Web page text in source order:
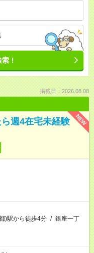
！
掲載日：2026.08.08
NEW
週4在宅未経験
)駅から徒歩4分 / 銀座一丁